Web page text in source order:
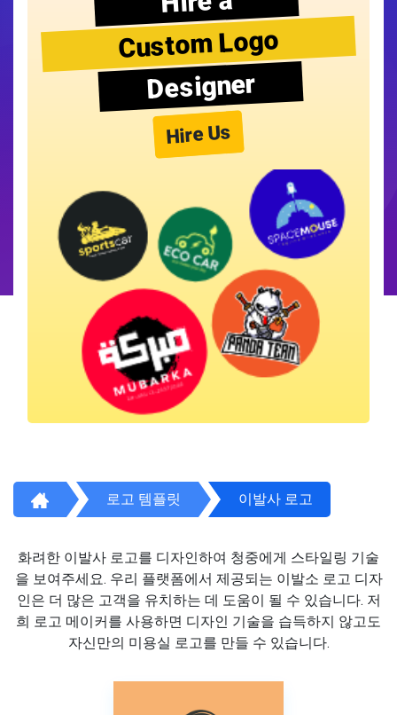
Custom Logo
Designer
Hire Us
로고 템플릿 이발사 로고
화려한 이발사 로고를 디자인하여 청중에게 스타일링 기술
을 보여주세요. 우리 플랫폼에서 제공되는 이발소 로고 디자
인은 더 많은 고객을 유치하는 데 도움이 될 수 있습니다. 저
희 로고 메이커를 사용하면 디자인 기술을 습득하지 않고도
자신만의 미용실 로고를 만들 수 있습니다.